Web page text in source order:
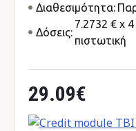
29.09€
Διαθεσιμότητα:
Δόσεις:
7.2732 € x
πιστωτική